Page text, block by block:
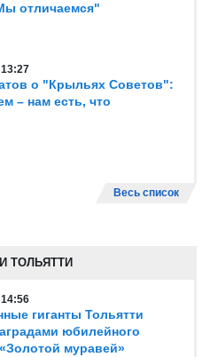
отличаемся"
13:27
о "Крыльях Советов":
– нам есть, что
Весь список
ТОЛЬЯТТИ
14:56
гиганты Тольятти
юбилейного
муравей»